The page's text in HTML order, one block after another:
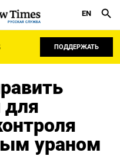
РУССКАЯ СЛУЖБА
EN
ПОДДЕРЖАТЬ
для
ураном